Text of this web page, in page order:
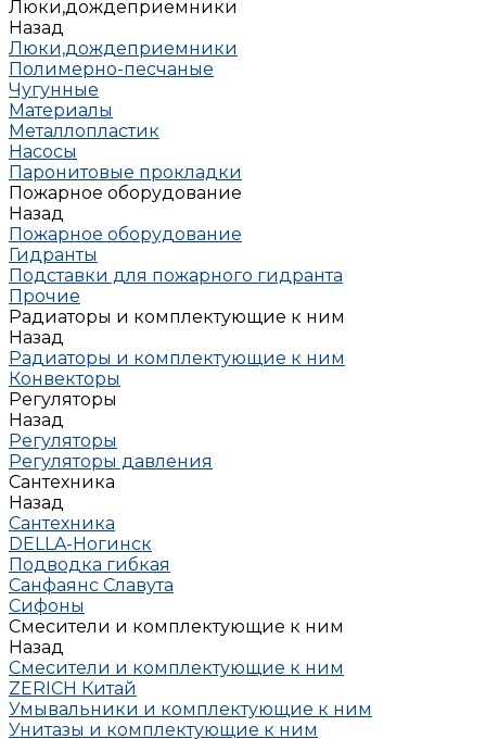
Люки,дождеприемники
Назад
Люки,дождеприемники
Полимерно-песчаные
Чугунные
Материалы
Металлопластик
Насосы
Паронитовые прокладки
Пожарное оборудование
Назад
Пожарное оборудование
Гидранты
Подставки для пожарного гидранта
Прочие
Радиаторы и комплектующие к ним
Назад
Радиаторы и комплектующие к ним
Конвекторы
Регуляторы
Назад
Регуляторы
Регуляторы давления
Сантехника
Назад
Сантехника
DELLA-Ногинск
Подводка гибкая
Санфаянс Славута
Сифоны
Смесители и комплектующие к ним
Назад
Смесители и комплектующие к ним
ZERICH Китай
Умывальники и комплектующие к ним
Унитазы и комплектующие к ним